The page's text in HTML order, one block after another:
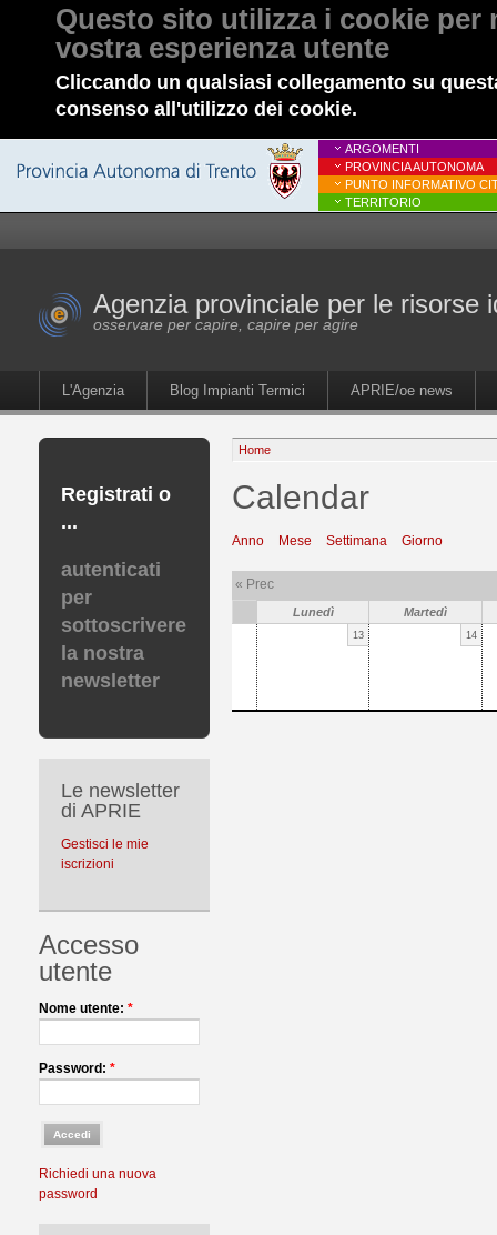
Questo sito utilizza i cookie per
vostra esperienza utente
Cliccando un qualsiasi collegamento su
consenso all'utilizzo dei cookie.
ARGOMENTI
PROVINCIA AUTONOMA
PUNTO INFORMATIVO
TERRITORIO
Agenzia provinciale per le risorse
osservare per capire, capire per agire
L'Agenzia Blog Impianti Termici APRIE/oe news
Registrati o
...
autenticati
per
sottoscrivere
la nostra
newsletter
Le newsletter
di APRIE
Gestisci le mie
iscrizioni
Accesso
utente
Nome utente: *
Password: *
Richiedi una nuova
password
Home
Calendar
Anno Mese Settimana Giorno
« Prec
Lunedì Martedì
13 14